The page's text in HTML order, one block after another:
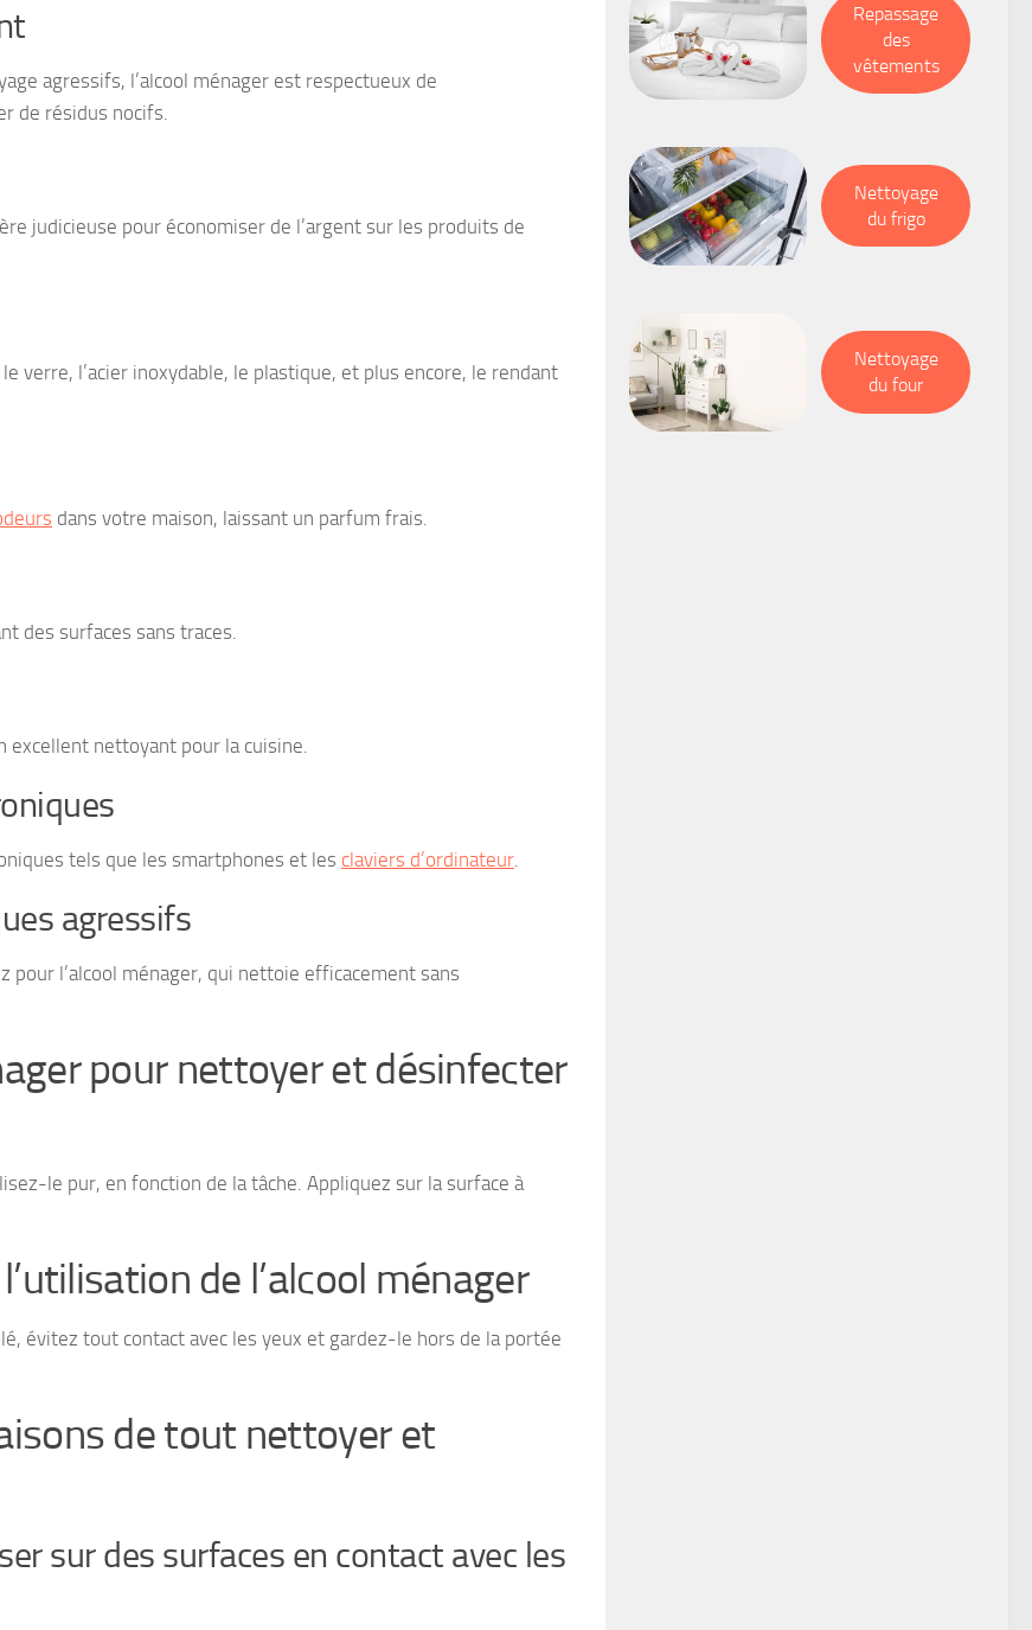
agressifs, l’alcool ménager est respectueux de
de résidus nocifs.
judicieuse pour économiser de l’argent sur les produits de
verre, l’acier inoxydable, le plastique, et plus encore, le rendant
dans votre maison, laissant un parfum frais.
des surfaces sans traces.
excellent nettoyant pour la cuisine.
tels que les smartphones et les claviers d’ordinateur
agressifs
l’alcool ménager, qui nettoie efficacement sans
pour nettoyer et désinfecter
le pur, en fonction de la tâche. Appliquez sur la surface à
de l’alcool ménager
évitez tout contact avec les yeux et gardez-le hors de la portée
de tout nettoyer et
sur des surfaces en contact avec les
Repassage
des
vêtements
Nettoyage
du frigo
Nettoyage
du four